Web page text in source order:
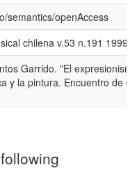
semantics/openAccess
chilena v.53 n.191 1999
Garrido. "El
y la pintura. Encuentro de